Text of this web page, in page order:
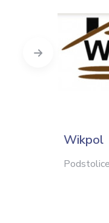
Wikpol
Next